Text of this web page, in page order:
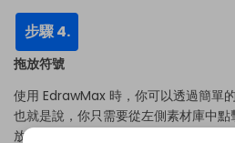
步驟 4.
拖放符號
使用 EdrawMax 時，你可以透過簡單
也就是說，你只需要從左側素材庫中
放，然後將它拖曳到畫板上即可。如